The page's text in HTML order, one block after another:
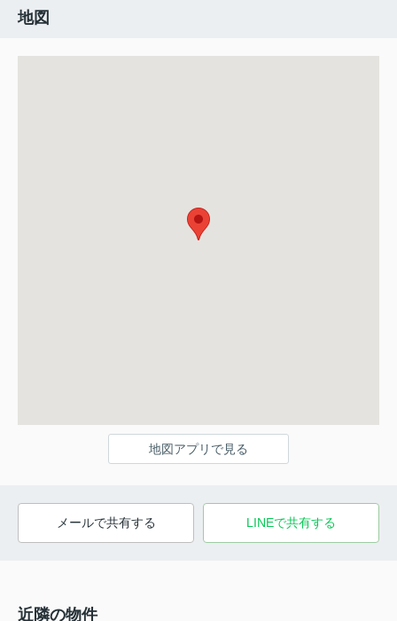
地図
地図アプリで見る
メールで共有する LINEで共有する
近隣の物件